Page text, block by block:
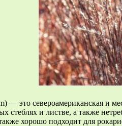
— это североамериканская и
стеблях и листве, а также
хорошо подходит для